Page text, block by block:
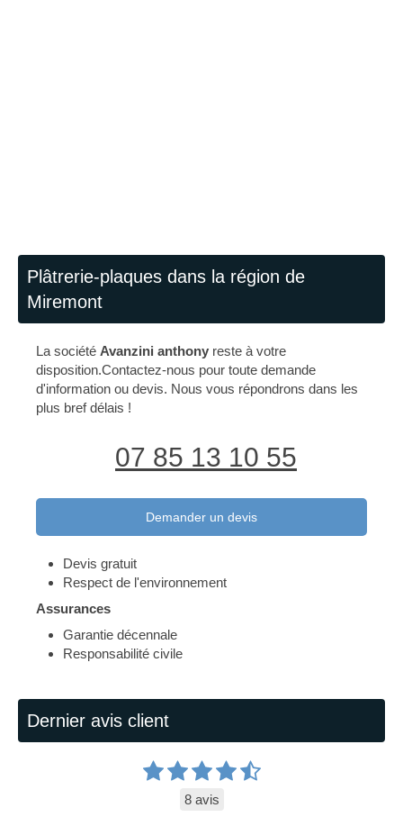
Plâtrerie-plaques dans la région de
Miremont
La société Avanzini anthony reste à votre
disposition.Contactez-nous pour toute demande
d'information ou devis. Nous vous répondrons dans les
plus bref délais !
07 85 13 10 55
Demander un devis
Devis gratuit
Respect de l'environnement
Assurances
Garantie décennale
Responsabilité civile
Dernier avis client
8 avis